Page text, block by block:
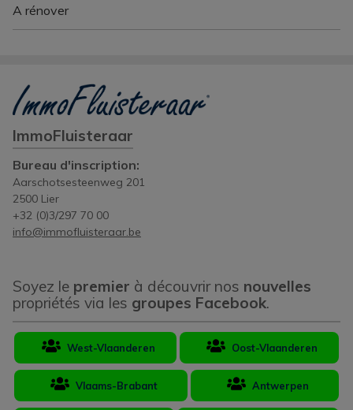
A rénover
ImmoFluisteraar
Bureau d'inscription:
Aarschotsesteenweg 201
2500 Lier
+32 (0)3/297 70 00
info@immofluisteraar.be
Soyez le premier à découvrir nos nouvelles
propriétés via les groupes Facebook.
West-Vlaanderen Oost-Vlaanderen
Vlaams-Brabant Antwerpen